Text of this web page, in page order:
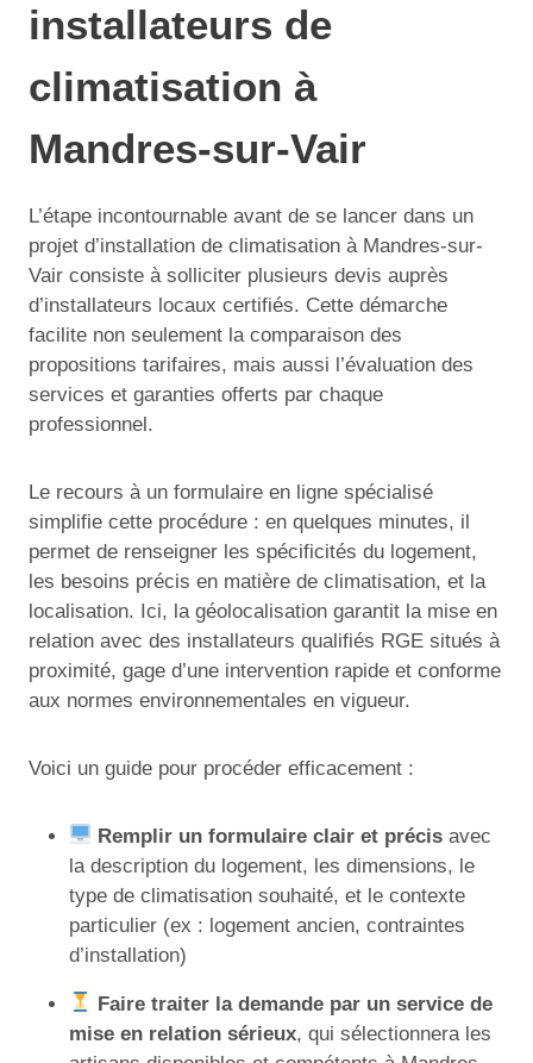
installateurs de
climatisation à
Mandres-sur-Vair
L’étape incontournable avant de se lancer dans un
projet d’installation de climatisation à Mandres-sur-
Vair consiste à solliciter plusieurs devis auprès
d’installateurs locaux certifiés. Cette démarche
facilite non seulement la comparaison des
propositions tarifaires, mais aussi l’évaluation des
services et garanties offerts par chaque
professionnel.
Le recours à un formulaire en ligne spécialisé
simplifie cette procédure : en quelques minutes, il
permet de renseigner les spécificités du logement,
les besoins précis en matière de climatisation, et la
localisation. Ici, la géolocalisation garantit la mise en
relation avec des installateurs qualifiés RGE situés à
proximité, gage d’une intervention rapide et conforme
aux normes environnementales en vigueur.
Voici un guide pour procéder efficacement :
Remplir un formulaire clair et précis avec
la description du logement, les dimensions, le
type de climatisation souhaité, et le contexte
particulier (ex : logement ancien, contraintes
d’installation)
Faire traiter la demande par un service de
mise en relation sérieux, qui sélectionnera les